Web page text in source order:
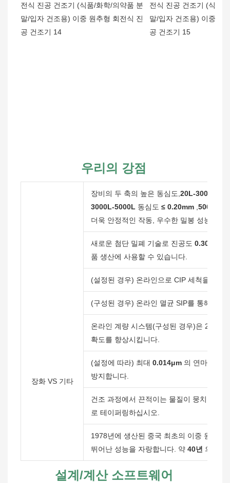
우리의 강점
장화 VS 기타
장비의 두 축의 높은 동심도,20L-3000L
3000L-5000L 동심도 ≤ 0.20mm ,5000L -
더욱 안정적인 작동, 우수한 밀봉 성능, 더
새로운 첨단 밀폐 기술로 진공도 0.30Pa 이
품 생산에 사용할 수 있습니다.
(설정된 경우) 온라인으로 CIP 세척을 수
(구성된 경우) 온라인 멸균 SIP를 통해 멸
온라인 계량 시스템(구성된 경우)은 2차 재
확도를 향상시킵니다.
(설정에 따라) 최대 0.014μm 의 연마 정밀
방지합니다.
건조 과정에서 끈적이는 물질이 뭉치는 것
로 테이퍼링하십시오.
1978년에 생산된 중국 최초의 이중 원뿔형
뛰어난 성능을 자랑합니다. 약 40년 의 경
설계/계산 소프트웨어